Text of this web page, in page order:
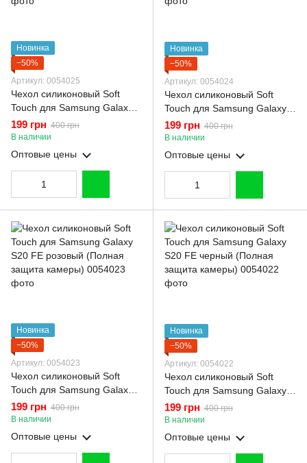
Новинка
−50%
Артикул: 0054025
Чехол силиконовый Soft
Touch для Samsung Galaxy
S20 FE малиновый (Полная
защита камеры)
199 грн 400 грн
В наличии
Оптовые цены
Новинка
−50%
Артикул: 0054024
Чехол силиконовый Soft
Touch для Samsung Galaxy
S20 FE молочный (Полная
защита камеры)
199 грн 400 грн
В наличии
Оптовые цены
Новинка
−50%
Артикул: 0054023
Чехол силиконовый Soft
Touch для Samsung Galaxy
S20 FE розовый (Полная
защита камеры)
199 грн 400 грн
В наличии
Оптовые цены
Новинка
−50%
Артикул: 0054022
Чехол силиконовый Soft
Touch для Samsung Galaxy
S20 FE черный (Полная
защита камеры)
199 грн 400 грн
В наличии
Оптовые цены